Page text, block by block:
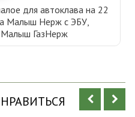
для автоклава на 22
Малыш Нерж с ЭБУ,
ГазНерж